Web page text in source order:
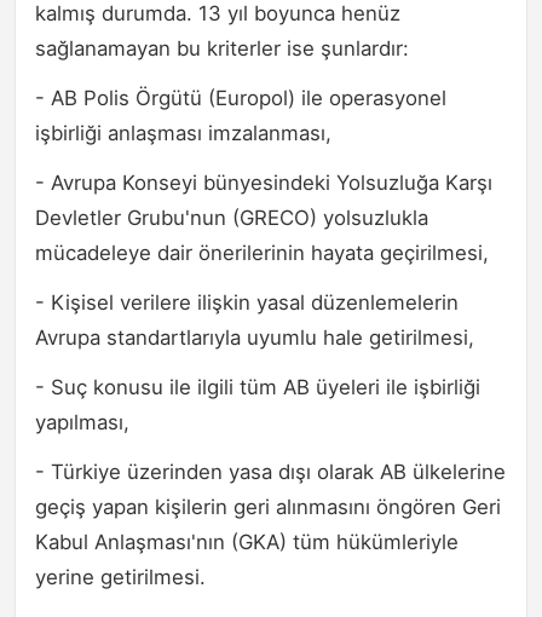
kalmış durumda. 13 yıl boyunca henüz
sağlanamayan bu kriterler ise şunlardır:
- AB Polis Örgütü (Europol) ile operasyonel
işbirliği anlaşması imzalanması,
- Avrupa Konseyi bünyesindeki Yolsuzluğa Karşı
Devletler Grubu'nun (GRECO) yolsuzlukla
mücadeleye dair önerilerinin hayata geçirilmesi,
- Kişisel verilere ilişkin yasal düzenlemelerin
Avrupa standartlarıyla uyumlu hale getirilmesi,
- Suç konusu ile ilgili tüm AB üyeleri ile işbirliği
yapılması,
- Türkiye üzerinden yasa dışı olarak AB ülkelerine
geçiş yapan kişilerin geri alınmasını öngören Geri
Kabul Anlaşması'nın (GKA) tüm hükümleriyle
yerine getirilmesi.